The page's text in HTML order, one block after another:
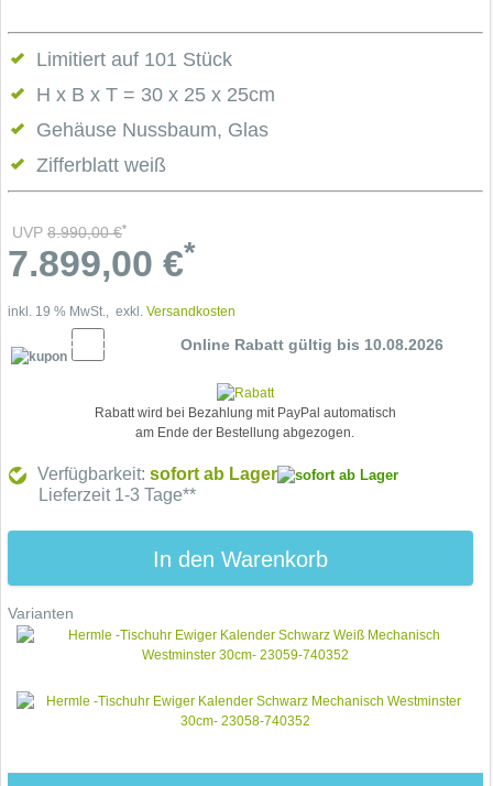
Limitiert auf 101 Stück
H x B x T = 30 x 25 x 25cm
Gehäuse Nussbaum, Glas
Zifferblatt weiß
UVP 8.990,00€*
7.899,00 €*
inkl. 19 % MwSt., exkl. Versandkosten
5% Cupon Online Rabatt gültig bis 10.08.2026
Rabatt wird bei Bezahlung mit PayPal automatisch
am Ende der Bestellung abgezogen.
Verfügbarkeit: sofort ab Lager
Lieferzeit 1-3 Tage**
In den Warenkorb
Varianten